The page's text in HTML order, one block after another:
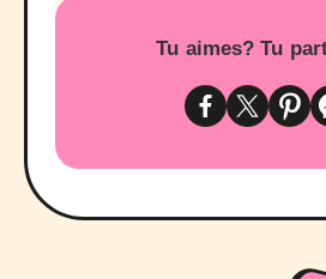
Tu aimes? Tu